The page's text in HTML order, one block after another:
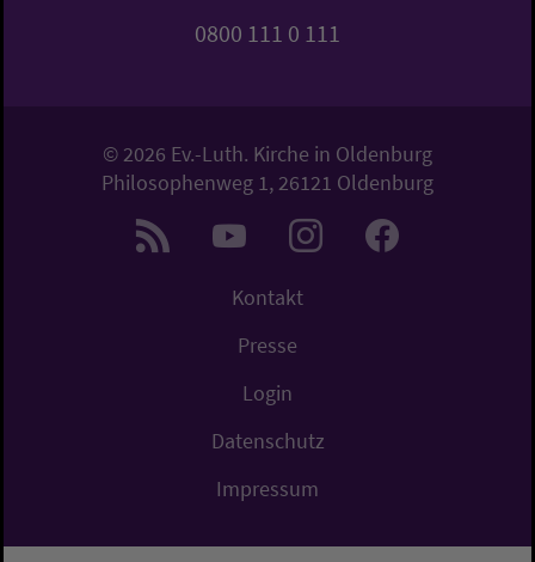
0800 111 0 111
© 2026 Ev.-Luth. Kirche in Oldenburg
Philosophenweg 1, 26121 Oldenburg
Kontakt
Presse
Login
Datenschutz
Impressum